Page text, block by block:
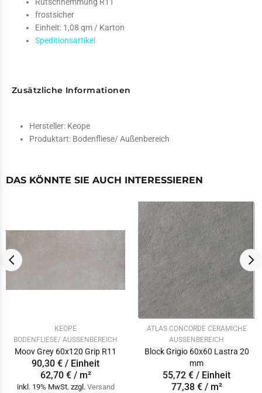
frostsicher
Einheit: 1,08 qm / Karton
Speditionsartikel
Zusätzliche Informationen
Hersteller: Keope
Produktart: Bodenfliese/ Außenbereich
DAS KÖNNTE SIE AUCH INTERESSIEREN
KEOPE
BODENFLIESE/ AUSSENBEREICH
Moov Grey 60x120 Grip R11
90,30 € / Einheit
62,70 € / m²
inkl. 19% MwSt. zzgl. Versand
ATLAS CONCORDE CERAMICHE
AUSSENBEREICH
Block Grigio 60x60 Lastra 20
mm
55,72 € / Einheit
77,38 € / m²